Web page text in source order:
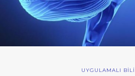
UYGULAMALI